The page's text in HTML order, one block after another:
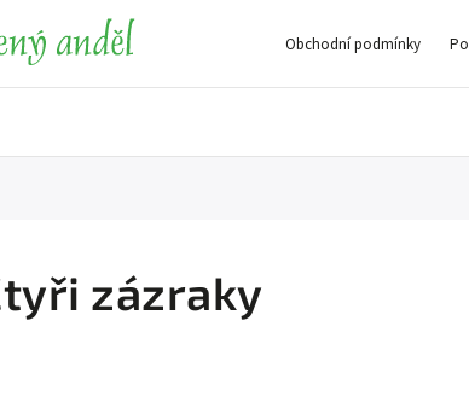
Obchodní podmínky
zázraky